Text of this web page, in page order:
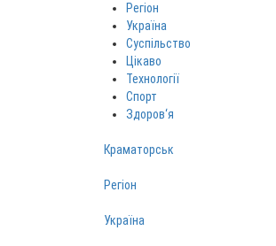
Регіон
Україна
Суспільство
Цікаво
Технології
Спорт
Здоров‘я
Краматорськ
Регіон
Україна